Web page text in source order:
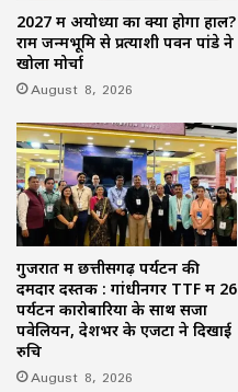
2027 में अयोध्या का क्या होगा हाल?
राम जन्मभूमि से प्रत्याशी पवन पांडे ने
खोला मोर्चा
August 8, 2026
गुजरात में छत्तीसगढ़ पर्यटन की
दमदार दस्तक : गांधीनगर TTF में 26
पर्यटन कारोबारियों के साथ सजा
पवेलियन, देशभर के एजेंटों ने दिखाई
रुचि
August 8, 2026